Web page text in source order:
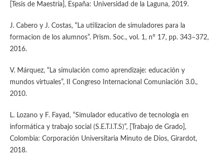
[Tesis de Maestría], España: Universidad de la Laguna, 2019.
J. Cabero y J. Costas, “La utilizacion de simuladores para la
formacion de los alumnos”. Prism. Soc., vol. 1, n° 17, pp. 343–372,
2016.
V. Márquez, “La simulación como aprendizaje: educación y
mundos virtuales”, II Congreso Internacional Comuniación 3.0.,
2010.
L. Lozano y F. Fayad, “Simulador educativo de tecnología en
informática y trabajo social (S.E.T.I.T.S)”, [Trabajo de Grado],
Colombia: Corporación Universitaria Minuto de Dios, Girardot,
2018.